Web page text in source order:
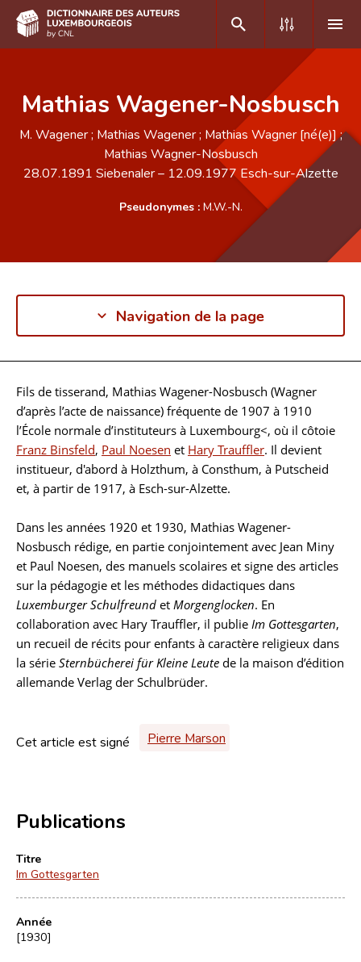
DE FR
Auteur(e)s A-Z
Recherche avancée
Équipe scientifique
Mathias Wagener-Nosbusch
M. Wagener ; Mathias Wagener ; Mathias Wagner [né(e)] ;
Mathias Wagner-Nosbusch
28.07.1891 Siebenaler– 12.09.1977 Esch-sur-Alzette
Pseudonymes : M.W.-N.
Navigation de la page
Biographie
Fils de tisserand, Mathias Wagener-Nosbusch (Wagner
d’après l’acte de naissance) fréquente de 1907 à 1910
l’École normale d’instituteurs à Luxembourg<, où il côtoie
Franz Binsfeld, Paul Noesen et Hary Trauffler. Il devient
institueur, d'abord à Holzthum, à Consthum, à Putscheid
et, à partir de 1917, à Esch-sur-Alzette.
Dans les années 1920 et 1930, Mathias Wagener-
Nosbusch rédige, en partie conjointement avec Jean Miny
et Paul Noesen, des manuels scolaires et signe des articles
sur la pédagogie et les méthodes didactiques dans
Luxemburger Schulfreund et Morgenglocken. En
collaboration avec Hary Trauffler, il publie Im Gottesgarten,
un recueil de récits pour enfants à caractère religieux dans
la série Sternbücherei für Kleine Leute de la maison d’édition
allemande Verlag der Schulbrüder.
Cet article est signé Pierre Marson
Publications
Titre
Im Gottesgarten
Année
[1930]